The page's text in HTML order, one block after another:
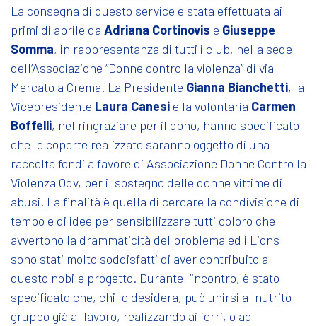
La consegna di questo service è stata effettuata ai
primi di aprile da Adriana Cortinovis e Giuseppe
Somma, in rappresentanza di tutti i club, nella sede
dell’Associazione “Donne contro la violenza” di via
Mercato a Crema. La Presidente Gianna Bianchetti, la
Vicepresidente Laura Canesi e la volontaria Carmen
Boffelli, nel ringraziare per il dono, hanno specificato
che le coperte realizzate saranno oggetto di una
raccolta fondi a favore di Associazione Donne Contro la
Violenza Odv, per il sostegno delle donne vittime di
abusi. La finalità è quella di cercare la condivisione di
tempo e di idee per sensibilizzare tutti coloro che
avvertono la drammaticità del problema ed i Lions
sono stati molto soddisfatti di aver contribuito a
questo nobile progetto. Durante l’incontro, è stato
specificato che, chi lo desidera, può unirsi al nutrito
gruppo già al lavoro, realizzando ai ferri, o ad